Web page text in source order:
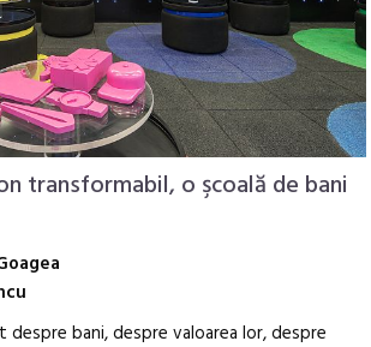
transformabil, o şcoală de bani
despre bani, despre valoarea lor, despre